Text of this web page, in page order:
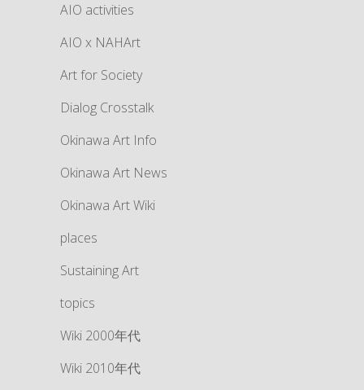
AIO activities
AIO x NAHArt
Art for Society
Dialog Crosstalk
Okinawa Art Info
Okinawa Art News
Okinawa Art Wiki
places
Sustaining Art
topics
Wiki 2000年代
Wiki 2010年代